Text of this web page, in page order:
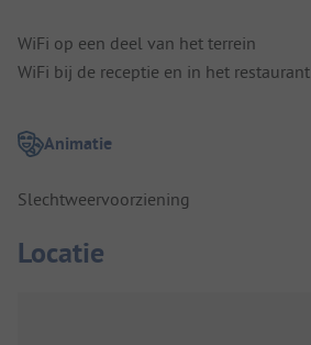
WiFi op een deel van het terrein
WiFi bij de receptie en in het restaurant
Animatie
Slechtweervoorziening
Locatie